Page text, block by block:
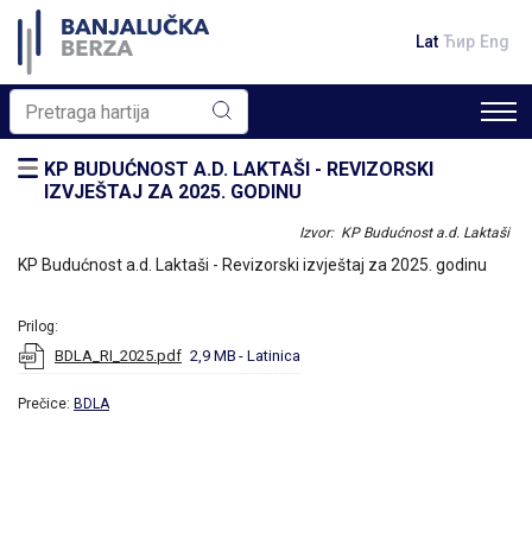
Lat Ћир Eng
KP BUDUĆNOST A.D. LAKTAŠI - REVIZORSKI
IZVJEŠTAJ ZA 2025. GODINU
Izvor: KP Budućnost a.d. Laktaši
KP Budućnost a.d. Laktaši - Revizorski izvještaj za 2025. godinu
Prilog:
BDLA_RI_2025.pdf 2,9 MB - Latinica
Prečice: BDLA